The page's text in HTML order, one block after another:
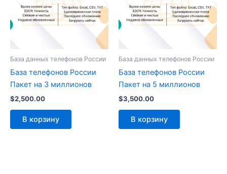
База данных телефонов России
База телефонов России
Пакет на 3 миллионов
$2,500.00
В корзину
База данных телефонов России
База телефонов России
Пакет на 5 миллионов
$3,500.00
В корзину